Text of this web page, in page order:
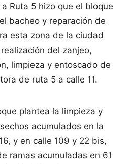
Ruta 5 hizo que el bloque
bacheo y reparación de
esta zona de la ciudad
del zanjeo,
limpieza y entoscado de
de ruta 5 a calle 11.
plantea la limpieza y
acumulados en la
y en calle 109 y 22 bis,
ramas acumuladas en 61